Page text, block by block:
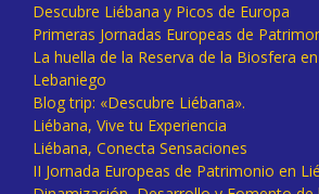
Descubre Liébana y Picos de Europa
Primeras Jornadas Europeas de
La huella de la Reserva de la Biosfera
Lebaniego
Blog trip: «Descubre Liébana».
Liébana, Vive tu Experiencia
Liébana, Conecta Sensaciones
II Jornada Europeas de Patrimonio en